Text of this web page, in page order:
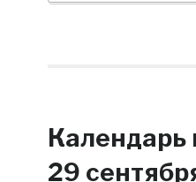
Календарь
29